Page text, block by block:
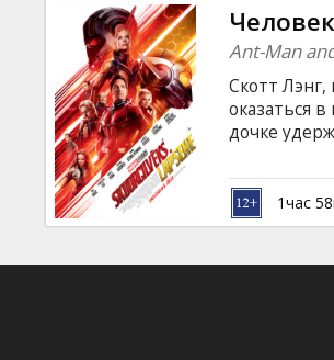
Ant-Man
Скотт Лэнг,
оказаться
дочке
чудо-
миссии. А
Муравью
1час